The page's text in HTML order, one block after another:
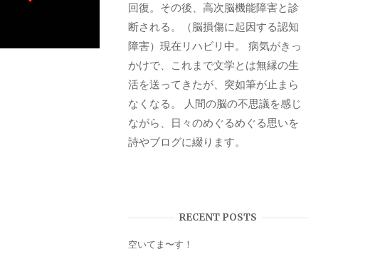
回復。その後、高次脳機能障害と診
断される。（脳損傷に起因する認知
障害）現在リハビリ中。 病気がきっ
かけで、これまで文学とは無縁の生
活を送ってきたが、突如筆が止まら
なくなる。 人間の脳の不思議を感じ
ながら、日々のめぐるめぐる思いを
詩やブログに綴ります。
RECENT POSTS
空いてま〜す！